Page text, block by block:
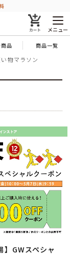
メニュー
品 商品一覧
物マラソン
】GWスペシャ
#ブーツ